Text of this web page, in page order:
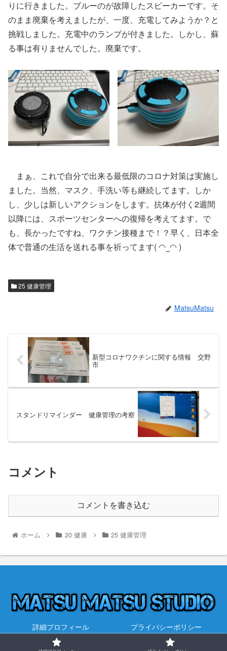
りに行きました。ブルーのが故障したスピーカーです。そ
のまま廃棄を考えましたが、一度、充電してみようか？と
挑戦しました。充電中のランプが付きました。しかし、蘇
る事は有りませんでした。廃棄です。
まぁ、これで自分で出来る最低限のコロナ対策は実施し
ました。当然、マスク、手洗い等も継続してます。しか
し、少しは新しいアクションをします。抗体が付く2週間
以降には、スポーツセンターへの復帰を考えてます。で
も、長かったですね、ワクチン接種まで！？早く、日本全
体で普通の生活を送れる事を祈ってます( ◠‿◠ )
25 健康管理
MatsuMatsu
新型コロナワクチンに関する情報 交野
市
スタンドリマインダー 健康管理の考察
コメント
コメントを書き込む
ホーム 20 健康 25 健康管理
詳細プロフィール
プライバシーポリシー